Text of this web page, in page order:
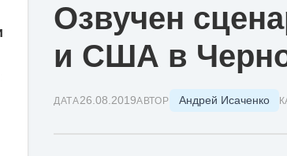
Озвучен
и США в
ДАТА26.08.2019АВТОР Андрей Исаченко